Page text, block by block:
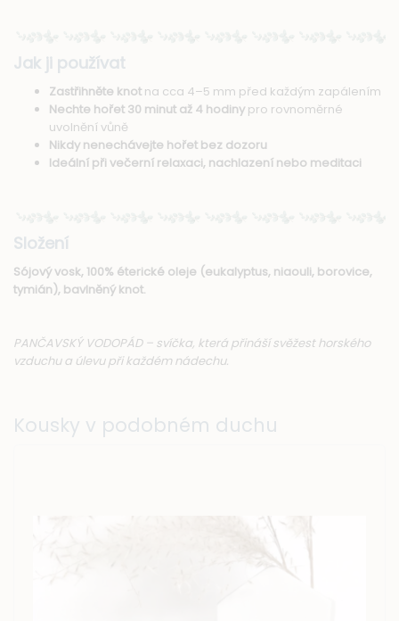
Jak ji používat
Zastřihněte knot na cca 4–5 mm před každým zapálením
Nechte hořet 30 minut až 4 hodiny pro rovnoměrné
uvolnění vůně
Nikdy nenechávejte hořet bez dozoru
Ideální při večerní relaxaci, nachlazení nebo meditaci
Složení
Sójový vosk, 100% éterické oleje (eukalyptus, niaouli, borovice,
tymián), bavlněný knot.
PANČAVSKÝ VODOPÁD – svíčka, která přináší svěžest horského
vzduchu a úlevu při každém nádechu.
Kousky v podobném duchu